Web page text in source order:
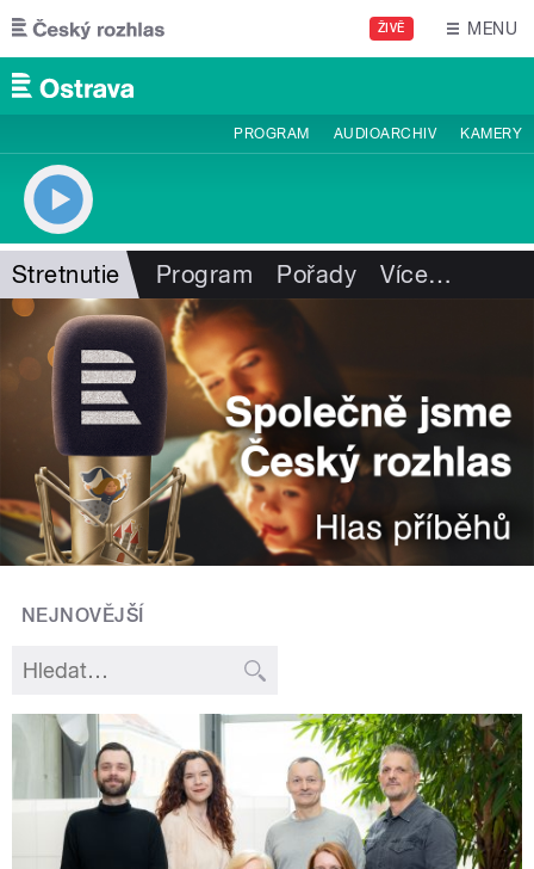
Přejít k hlavnímu obsahu
ŽIVĚ MENU
PROGRAM AUDIOARCHIV KAMERY
Stretnutie Program Pořady Více…
NEJNOVĚJŠÍ